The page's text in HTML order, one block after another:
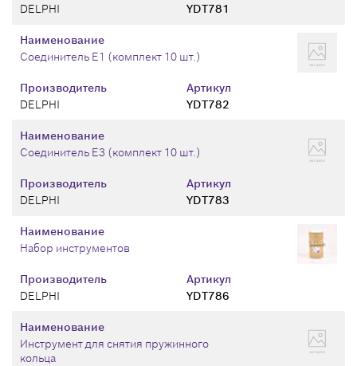
DELPHI
YDT781
Производитель
DELPHI
Артикул
YDT782
Наименование
Соединитель Е1 (комплект 10 шт.)
Производитель
DELPHI
Артикул
YDT783
Наименование
Соединитель Е3 (комплект 10 шт.)
Производитель
DELPHI
Артикул
YDT786
Наименование
Набор инструментов
Наименование
Инструмент для снятия пружинного
кольца